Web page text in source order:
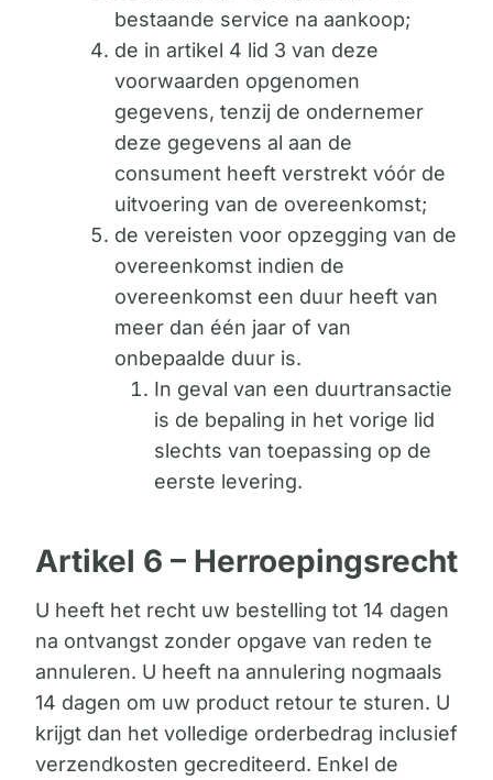
bestaande service na aankoop;
de in artikel 4 lid 3 van deze
voorwaarden opgenomen
gegevens, tenzij de ondernemer
deze gegevens al aan de
consument heeft verstrekt vóór de
uitvoering van de overeenkomst;
de vereisten voor opzegging van de
overeenkomst indien de
overeenkomst een duur heeft van
meer dan één jaar of van
onbepaalde duur is.
In geval van een duurtransactie
is de bepaling in het vorige lid
slechts van toepassing op de
eerste levering.
Artikel 6 – Herroepingsrecht
U heeft het recht uw bestelling tot 14 dagen
na ontvangst zonder opgave van reden te
annuleren. U heeft na annulering nogmaals
14 dagen om uw product retour te sturen. U
krijgt dan het volledige orderbedrag inclusief
verzendkosten gecrediteerd. Enkel de